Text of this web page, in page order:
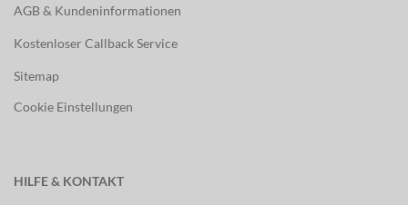
AGB & Kundeninformationen
Kostenloser Callback Service
Sitemap
Cookie Einstellungen
HILFE & KONTAKT